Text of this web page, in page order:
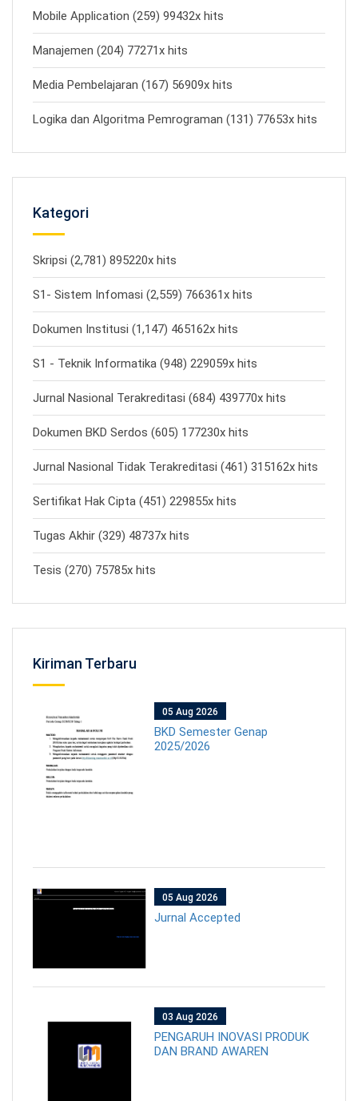
Mobile Application (259) 99432x hits
Manajemen (204) 77271x hits
Media Pembelajaran (167) 56909x hits
Logika dan Algoritma Pemrograman (131) 77653x hits
Kategori
Skripsi (2,781) 895220x hits
S1- Sistem Infomasi (2,559) 766361x hits
Dokumen Institusi (1,147) 465162x hits
S1 - Teknik Informatika (948) 229059x hits
Jurnal Nasional Terakreditasi (684) 439770x hits
Dokumen BKD Serdos (605) 177230x hits
Jurnal Nasional Tidak Terakreditasi (461) 315162x hits
Sertifikat Hak Cipta (451) 229855x hits
Tugas Akhir (329) 48737x hits
Tesis (270) 75785x hits
Kiriman Terbaru
05 Aug 2026
BKD Semester Genap
2025/2026
05 Aug 2026
Jurnal Accepted
03 Aug 2026
PENGARUH INOVASI PRODUK
DAN BRAND AWAREN